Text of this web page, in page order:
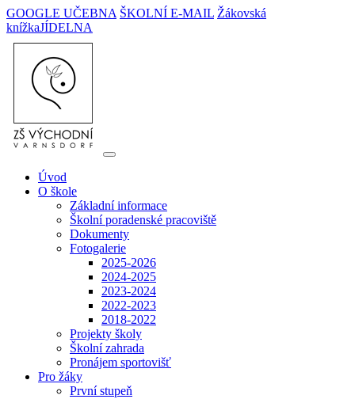
GOOGLE UČEBNA ŠKOLNÍ E-MAIL Žákovská
knížkaJÍDELNA
Úvod
O škole
Základní informace
Školní poradenské pracoviště
Dokumenty
Fotogalerie
2025-2026
2024-2025
2023-2024
2022-2023
2018-2022
Projekty školy
Školní zahrada
Pronájem sportovišť
Pro žáky
První stupeň